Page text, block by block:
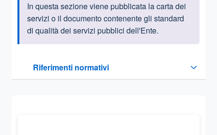
Informazioni introduttive
In questa sezione viene pubblicata la carta dei
servizi o il documento contenente gli standard
di qualità dei servizi pubblici dell'Ente.
Riferimenti normativi
Sezione compressa